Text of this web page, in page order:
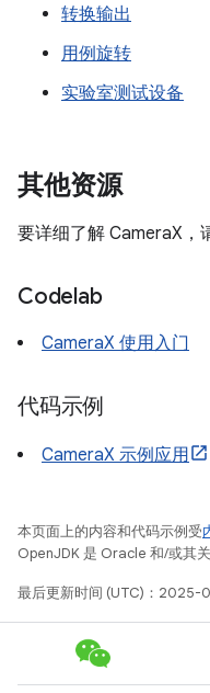
转换输出
用例旋转
实验室测试设备
其他资源
要详细了解 CameraX，
Codelab
CameraX 使用入门
代码示例
CameraX 示例应用
本页面上的内容和代码示例受
OpenJDK 是 Oracle 和/或其
最后更新时间 (UTC)：2025-